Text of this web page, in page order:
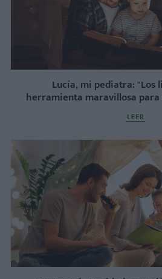
Lucía, mi pediatra: "Los
herramienta maravillosa para
LEER